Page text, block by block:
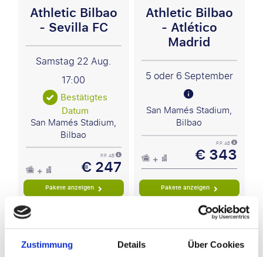
Zustimmung Details Über Cookies
Athletic Bilbao
- Sevilla FC
Samstag 22 Aug.
17:00
Bestätigtes
Datum
San Mamés Stadium,
Bilbao
P.P. AB
€ 247
Pakete anzeigen
Athletic Bilbao
- Atlético
Madrid
5 oder 6 September
San Mamés Stadium,
Bilbao
P.P. AB
€ 343
Pakete anzeigen
La Liga